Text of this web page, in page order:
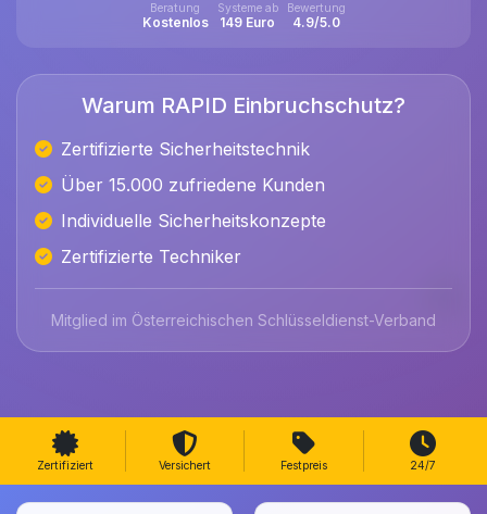
Beratung
Kostenlos
Systeme ab
149 Euro
Bewertung
4.9/5.0
Warum RAPID Einbruchschutz?
Zertifizierte Sicherheitstechnik
Über 15.000 zufriedene Kunden
Individuelle Sicherheitskonzepte
Zertifizierte Techniker
Mitglied im Österreichischen Schlüsseldienst-Verband
Zertifiziert Versichert Festpreis 24/7